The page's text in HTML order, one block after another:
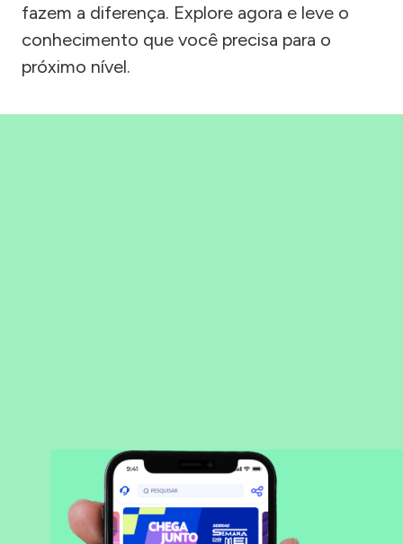
fazem a diferença. Explore agora e leve o
conhecimento que você precisa para o
próximo nível.